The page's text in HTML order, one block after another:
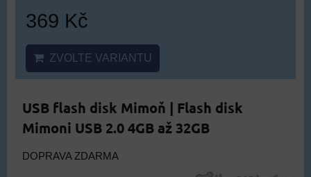
369 Kč
ZVOLTE VARIANTU
USB flash disk Mimoň | Flash disk
Mimoni USB 2.0 4GB až 32GB
DOPRAVA ZDARMA